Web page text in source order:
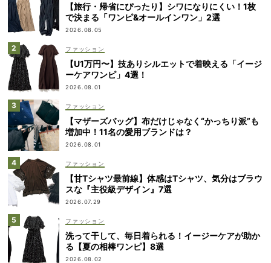
【旅行・帰省にぴったり】シワになりにくい！1枚
で決まる「ワンピ&オールインワン」2選
2026.08.05
ファッション
【U1万円〜】技ありシルエットで着映える「イージ
ーケアワンピ」4選！
2026.08.01
ファッション
【マザーズバッグ】布だけじゃなく“かっちり派”も
増加中！11名の愛用ブランドは？
2026.08.01
ファッション
【甘Tシャツ最前線】体感はTシャツ、気分はブラウ
スな『主役級デザイン』7選
2026.07.29
ファッション
洗って干して、毎日着られる！イージーケアが助か
る【夏の相棒ワンピ】8選
2026.08.02